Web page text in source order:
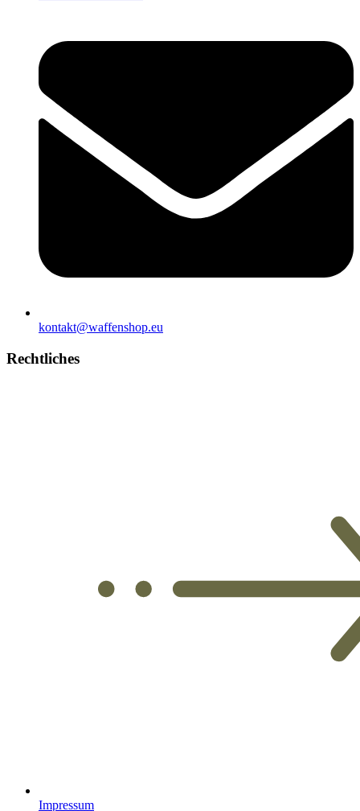
kontakt@waffenshop.eu
Rechtliches
Impressum